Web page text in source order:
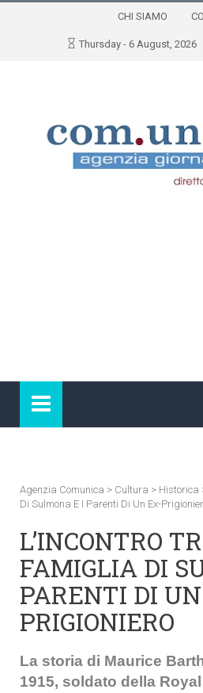
CHI SIAMO
Thursday - 6 August, 2026
Agenzia Comunica > Cultura > Historica
Di Sulmona E I Parenti Di Un Ex-
L’INCONTRO
FAMIGLIA DI
PARENTI DI
PRIGIONIERO
La storia di Maurice
1915, soldato della